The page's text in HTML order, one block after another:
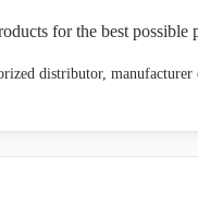
for the best possible
distributor,